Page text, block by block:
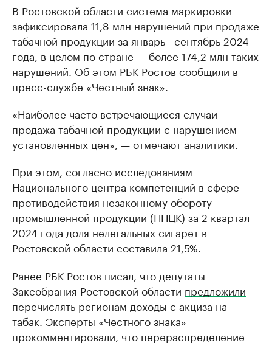
В Ростовской области система маркировки
зафиксировала 11,8 млн нарушений при продаже
табачной продукции за январь—сентябрь 2024
года, в целом по стране — более 174,2 млн таких
нарушений. Об этом РБК Ростов сообщили в
пресс-службе «Честный знак».
«Наиболее часто встречающиеся случаи —
продажа табачной продукции с нарушением
установленных цен», — отмечают аналитики.
При этом, согласно исследованиям
Национального центра компетенций в сфере
противодействия незаконному обороту
промышленной продукции (ННЦК) за 2 квартал
2024 года доля нелегальных сигарет в
Ростовской области составила 21,5%.
Ранее РБК Ростов писал, что депутаты
Заксобрания Ростовской области предложили
перечислять регионам доходы с акциза на
табак. Эксперты «Честного знака»
прокомментировали, что перераспределение